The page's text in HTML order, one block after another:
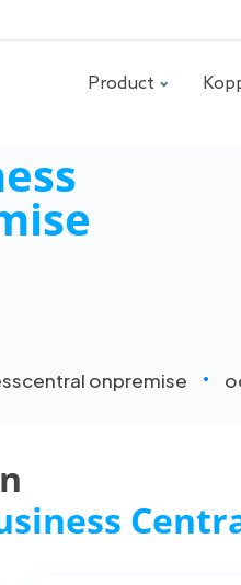
Product
onpremise